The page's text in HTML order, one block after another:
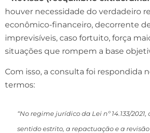
houver necessidade do verdadeiro
econômico-financeiro, decorrente
imprevisíveis, caso fortuito, força
situações que rompem a base
Com isso, a consulta foi respondida
termos:
“No regime jurídico da Lei nº 14.133/
sentido estrito, a repactuação e a